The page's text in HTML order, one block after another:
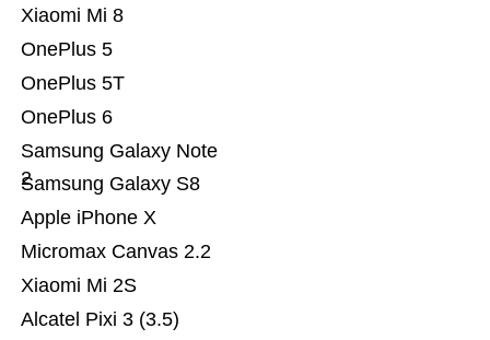
Alcatel Pixi 3 (3.5)
Xiaomi Mi 2S
Micromax Canvas 2.2
Apple iPhone X
Samsung Galaxy S8
Samsung Galaxy Note
2
OnePlus 6
OnePlus 5T
OnePlus 5
Xiaomi Mi 8